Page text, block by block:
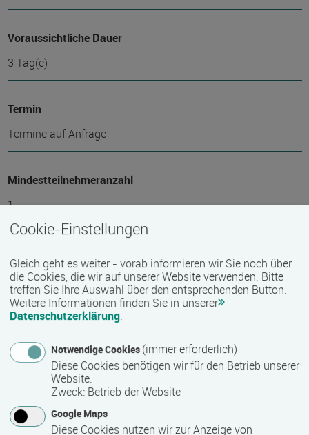
Voraussichtliche Dauer
3 Tag(e)
Termin
Termine auf Anfrage
Mindest­teilnehmer­anzahl
1
12
Teilnahmegebühr
0,00 €
Preis auf Anfrage
Hinweis des Datenbankbetreibers: Bitte erfragen Sie beim
Anbieter eventuell auftretende Nebenkosten!
Cookie-Einstellungen
Gleich geht es weiter - vorab informieren wir Sie noch über
die Cookies, die wir auf unserer Website verwenden. Bitte
treffen Sie Ihre Auswahl über den entsprechenden Button.
Weitere Informationen finden Sie in unserer
Datenschutzerklärung.
Notwendige Cookies (immer erforderlich)
Diese Cookies benötigen wir für den Betrieb unserer
Website.
Zweck: Betrieb der Website
Google Maps
Diese Cookies nutzen wir zur Anzeige von